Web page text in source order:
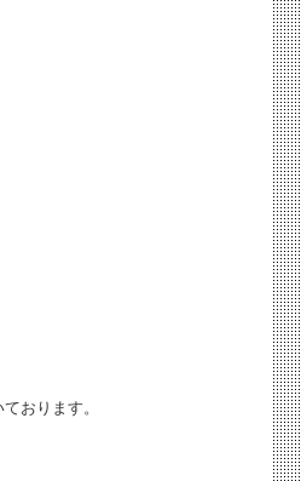
おります。